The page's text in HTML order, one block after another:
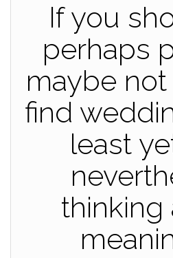
If you
perhaps
maybe
find
least
thinking